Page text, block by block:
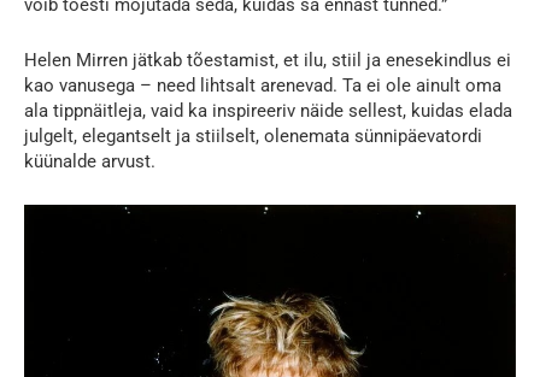
võib tõesti mõjutada seda, kuidas sa ennast tunned.”
Helen Mirren jätkab tõestamist, et ilu, stiil ja enesekindlus ei
kao vanusega – need lihtsalt arenevad. Ta ei ole ainult oma
ala tippnäitleja, vaid ka inspireeriv näide sellest, kuidas elada
julgelt, elegantselt ja stiilselt, olenemata sünnipäevatordi
küünalde arvust.